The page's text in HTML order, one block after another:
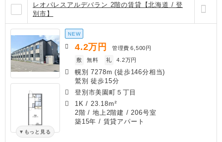
レオパレスアルデバラン 2階の賃貸【北海道 / 登
別市】
もっと見る
NEW
4.2万円 管理費 6,500円
敷
無料 礼 4.2万円
幌別 7278m (徒歩146分相当)
鷲別 徒歩15分
登別市美園町５丁目
1K / 23.18m²
2階 / 地上2階建 / 206号室
築15年 / 賃貸アパート